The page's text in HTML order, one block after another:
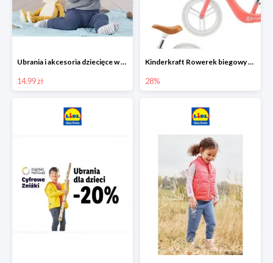
Ubrania i akcesoria dziecięce w Lidlu Online od 14,99 zł
14.99 zł
Kinderkraft Rowerek biegowy Fly
28%